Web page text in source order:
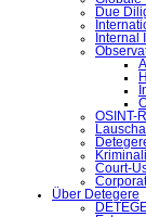
Due
Internal
OSINT-
Court-
Über Detegere